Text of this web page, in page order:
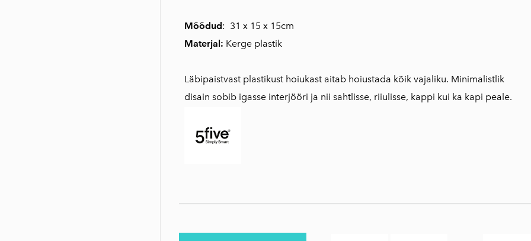
Mõõdud: 31 x 15 x 15cm
Materjal: Kerge plastik
Läbipaistvast plastikust hoiukast aitab hoiustada kõik vajaliku. Minimalistlik
disain sobib igasse interjööri ja nii sahtlisse, riiulisse, kappi kui ka kapi peale.